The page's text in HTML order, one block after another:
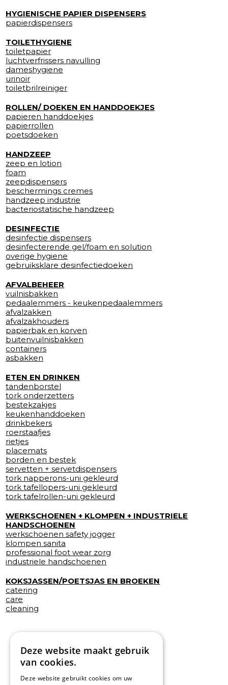
HYGIENISCHE PAPIER DISPENSERS
papierdispensers
TOILETHYGIENE
toiletpapier
luchtverfrissers navulling
dameshygiene
urinoir
toiletbrilreiniger
ROLLEN/ DOEKEN EN HANDDOEKJES
papieren handdoekjes
papierrollen
poetsdoeken
HANDZEEP
zeep en lotion
foam
zeepdispensers
beschermings cremes
handzeep industrie
bacteriostatische handzeep
DESINFECTIE
desinfectie dispensers
desinfecterende gel/foam en solution
overige hygiene
gebruiksklare desinfectiedoeken
AFVALBEHEER
vuilnisbakken
pedaalemmers - keukenpedaalemmers
afvalzakken
afvalzakhouders
papierbak en korven
buitenvuilnisbakken
containers
asbakken
ETEN EN DRINKEN
tandenborstel
tork onderzetters
bestekzakjes
keukenhanddoeken
drinkbekers
roerstaafjes
rietjes
placemats
borden en bestek
servetten + servetdispensers
tork napperons-uni gekleurd
tork tafellopers-uni gekleurd
tork tafelrollen-uni gekleurd
WERKSCHOENEN + KLOMPEN + INDUSTRIELE
HANDSCHOENEN
werkschoenen safety jogger
klompen sanita
professional foot wear zorg
industriele handschoenen
KOKSJASSEN/POETSJAS EN BROEKEN
catering
care
cleaning
Deze website maakt gebruik
van cookies.
Deze website gebruikt cookies om uw